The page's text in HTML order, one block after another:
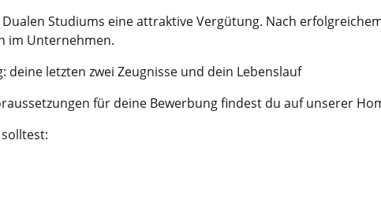
Studiums eine attraktive Vergütung. Nach
im Unternehmen.
deine letzten zwei Zeugnisse und dein Lebenslauf
für deine Bewerbung findest du auf unserer